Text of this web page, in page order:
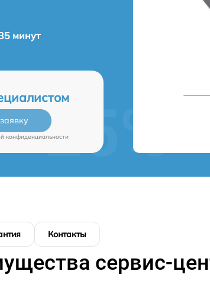
минут
конфиденциальности
Контакты
сервис-